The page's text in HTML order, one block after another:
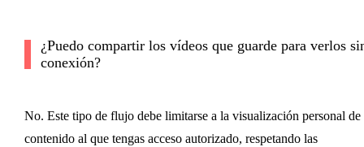
¿Puedo compartir los vídeos que guarde para verlos
conexión?
No. Este tipo de flujo debe limitarse a la visualización personal de
contenido al que tengas acceso autorizado, respetando las